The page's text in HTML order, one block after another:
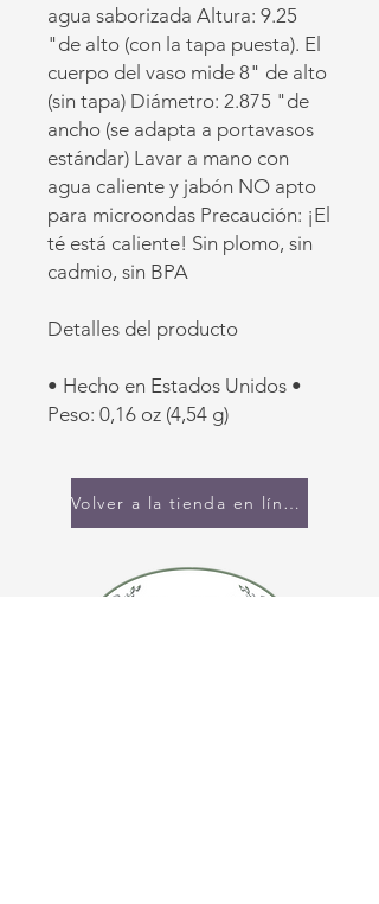
agua saborizada Altura: 9.25
"de alto (con la tapa puesta). El
cuerpo del vaso mide 8" de alto
(sin tapa) Diámetro: 2.875 "de
ancho (se adapta a portavasos
estándar) Lavar a mano con
agua caliente y jabón NO apto
para microondas Precaución: ¡El
té está caliente! Sin plomo, sin
cadmio, sin BPA
Detalles del producto
• Hecho en Estados Unidos •
Peso: 0,16 oz (4,54 g)
Volver a la tienda en línea